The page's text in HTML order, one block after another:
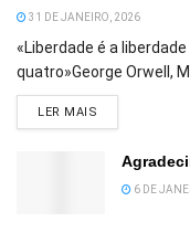
31 DE JANEIRO, 2026
«Liberdade é a
quatro»George Orwell,
LER MAIS
6 DE